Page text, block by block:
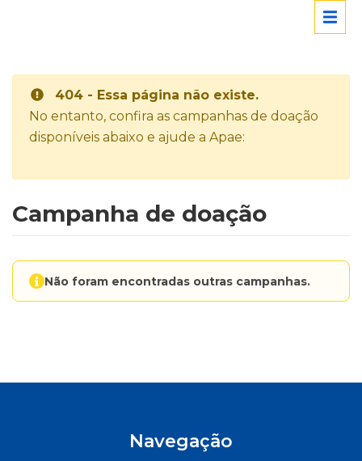
404 - Essa página não existe.
No entanto, confira as campanhas de doação
disponíveis abaixo e ajude a Apae:
Campanha de doação
Não foram encontradas outras campanhas.
Navegação